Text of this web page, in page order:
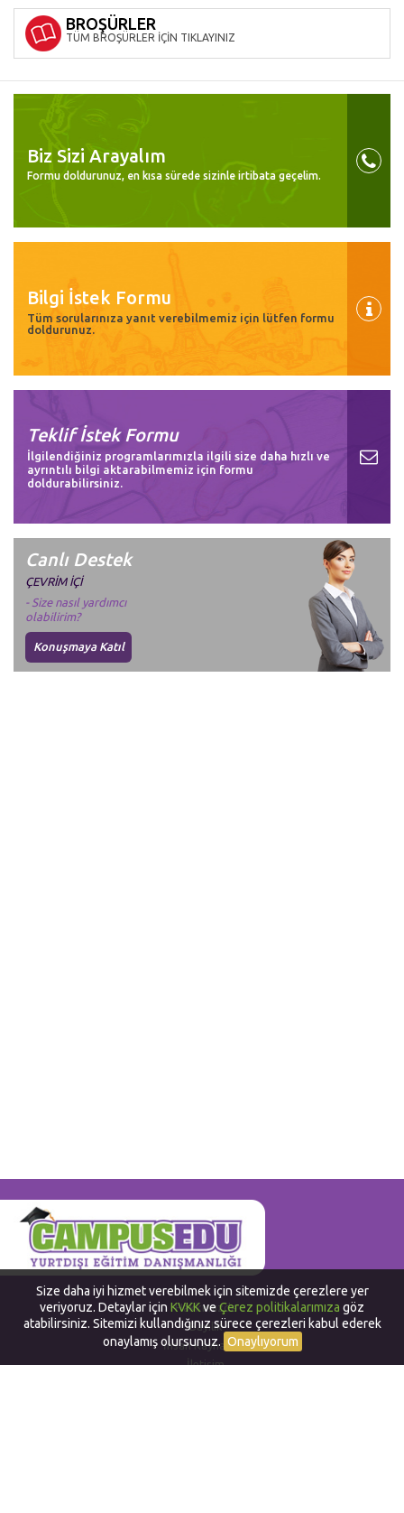
BROŞÜRLER
TÜM BROŞÜRLER İÇİN TIKLAYINIZ
Biz Sizi Arayalım
Formu doldurunuz, en kısa sürede sizinle irtibata geçelim.
Bilgi İstek Formu
Tüm sorularınıza yanıt verebilmemiz için lütfen formu
doldurunuz.
Teklif İstek Formu
İlgilendiğiniz programlarımızla ilgili size daha hızlı ve
ayrıntılı bilgi aktarabilmemiz için formu
doldurabilirsiniz.
Canlı Destek
ÇEVRİM İÇİ
- Size nasıl yardımcı
olabilirim?
Konuşmaya Katıl
Hakkımızda
Bayilik
İnsan Kaynakları
İletişim
Size daha iyi hizmet verebilmek için sitemizde çerezlere yer
veriyoruz. Detaylar için KVKKveÇerez politikalarımıza göz
atabilirsiniz. Sitemizi kullandığınız sürece çerezleri kabul ederek
onaylamış olursunuz. Onaylıyorum